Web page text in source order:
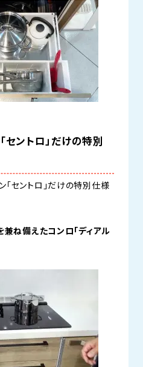
セントロ」だけの特別
「セントロ」だけの特別仕様
ね備えたコンロ「ディアル